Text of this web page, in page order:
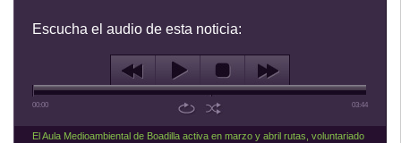
Escucha el audio de esta noticia:
00:00 03:44
El Aula Medioambiental de Boadilla activa en marzo y abril rutas, voluntariado